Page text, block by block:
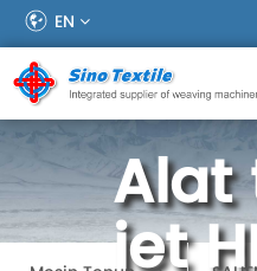
EN
Alat
jet